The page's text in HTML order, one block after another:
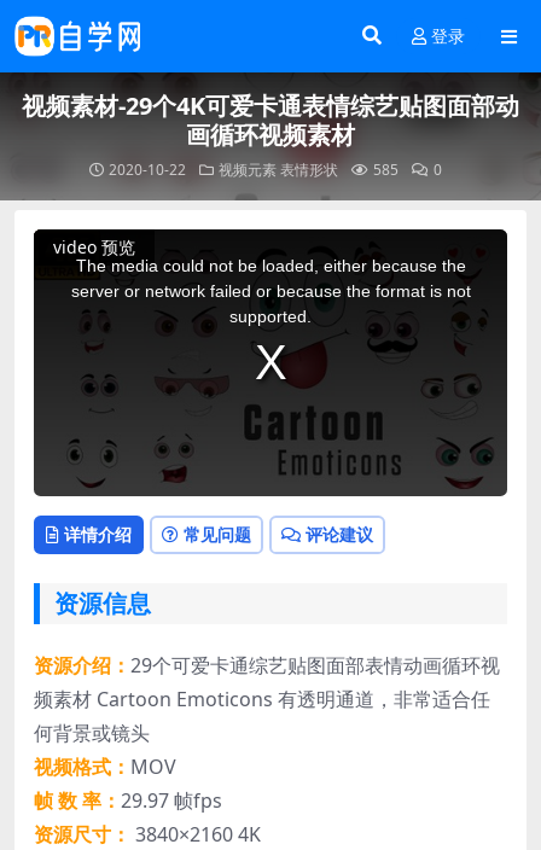
登录
视频素材-29个4K可爱卡通表情综艺贴图面部动
画循环视频素材
2020-10-22 视频元素表情形状 585 0
video 预览
This
The media could not be loaded, either because the
server or network failed or because the format is not
supported.
详情介绍 常见问题 评论建议
资源信息
资源介绍： 29个可爱卡通综艺贴图面部表情动画循环视
频素材 Cartoon Emoticons 有透明通道，非常适合任
何背景或镜头
视频格式： MOV
帧 数 率： 29.97 帧fps
资源尺寸： 3840×2160 4K